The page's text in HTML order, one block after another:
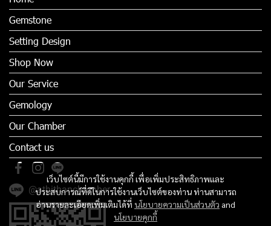
เว็บไซต์นี้มีการใช้งานคุกกี้ เพื่อเพิ่มประสิทธิภาพและ
ประสบการณ์ที่ดีในการใช้งานเว็บไซต์ของท่าน ท่านสามารถ
อ่านรายละเอียดเพิ่มเติมได้ที่ นโยบายความเป็นส่วนตัว and
นโยบายคุกกี้
Gemstone
Setting Design
Shop Now
Our Service
Gemology
Our Chamber
Contact us
@athithanchamber